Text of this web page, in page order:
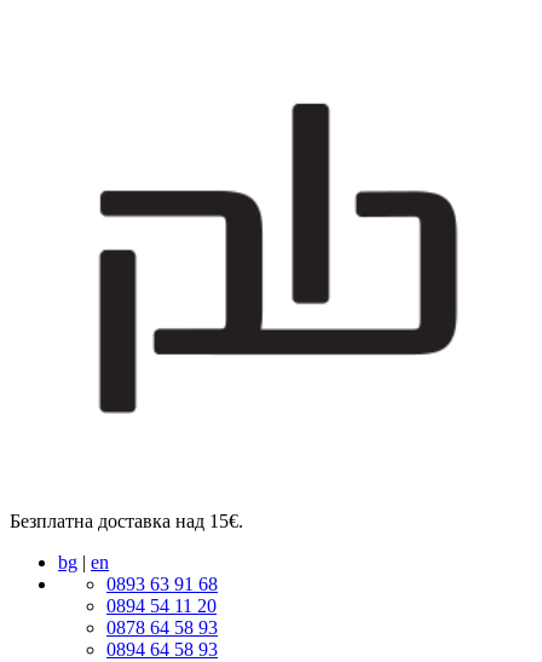
Безплатна доставка над 15€.
bg | en
0893 63 91 68
0894 54 11 20
0878 64 58 93
0894 64 58 93